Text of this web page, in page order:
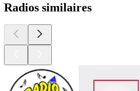
Radios similaires